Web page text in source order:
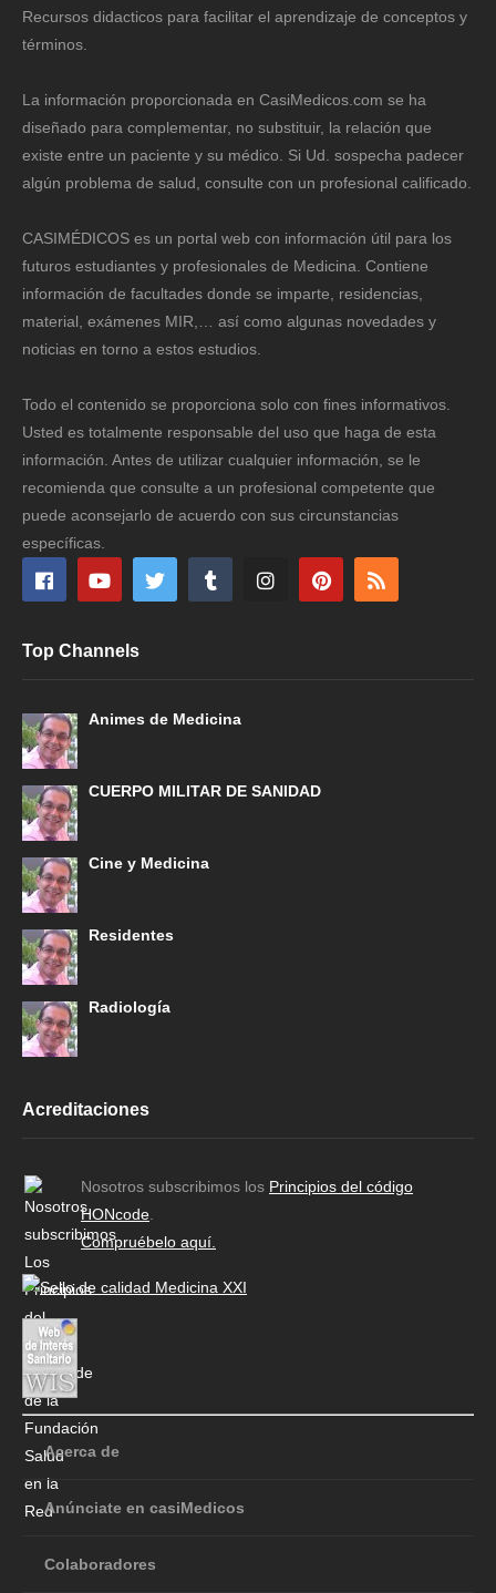
Recursos didacticos para facilitar el aprendizaje de conceptos y
términos.
La información proporcionada en CasiMedicos.com se ha
diseñado para complementar, no substituir, la relación que
existe entre un paciente y su médico. Si Ud. sospecha padecer
algún problema de salud, consulte con un profesional calificado.
CASIMÉDICOS es un portal web con información útil para los
futuros estudiantes y profesionales de Medicina. Contiene
información de facultades donde se imparte, residencias,
material, exámenes MIR,… así como algunas novedades y
noticias en torno a estos estudios.
Todo el contenido se proporciona solo con fines informativos.
Usted es totalmente responsable del uso que haga de esta
información. Antes de utilizar cualquier información, se le
recomienda que consulte a un profesional competente que
puede aconsejarlo de acuerdo con sus circunstancias
específicas.
Top Channels
Animes de Medicina
CUERPO MILITAR DE SANIDAD
Cine y Medicina
Residentes
Radiología
Acreditaciones
Nosotros subscribimos los Principios del código
HONcode
Compruébelo aquí.
Acerca de
Anúnciate en casiMedicos
Colaboradores